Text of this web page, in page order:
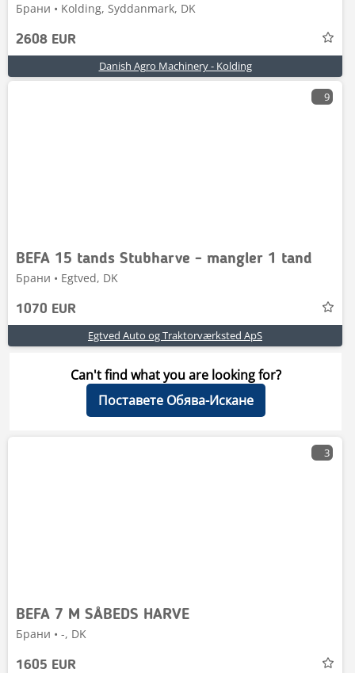
Брани • Kolding, Syddanmark, DK
2608 EUR
Danish Agro Machinery - Kolding
9
BEFA 15 tands Stubharve - mangler 1 tand
Брани • Egtved, DK
1070 EUR
Egtved Auto og Traktorværksted ApS
Can't find what you are looking for?
Поставете Обява-Искане
3
BEFA 7 M SÅBEDS HARVE
Брани • -, DK
1605 EUR